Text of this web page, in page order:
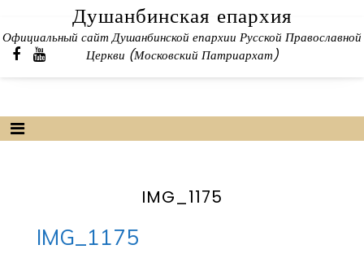
content
Душанбинская епархия
Официальный сайт Душанбинской епархии Русской Православной
Церкви (Московский Патриархат)
IMG_1175
IMG_1175